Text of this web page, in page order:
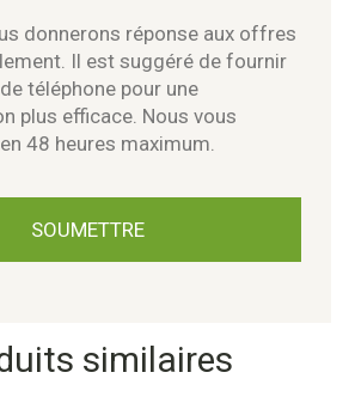
donnerons réponse aux offres
Il est suggéré de fournir
téléphone pour une
plus efficace. Nous vous
48 heures maximum.
similaires